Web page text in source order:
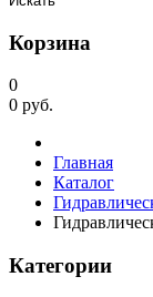
Корзина
0
0 руб.
Главная
Каталог
Категории